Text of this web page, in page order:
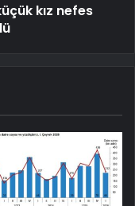
kız nefes